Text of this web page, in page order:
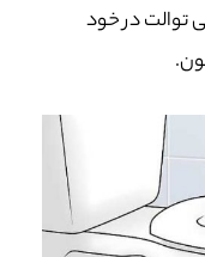
توالت در خود